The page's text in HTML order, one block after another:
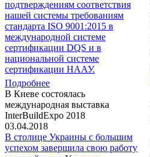
подтверждениям соответствия
нашей системы требованиям
стандарта ISO 9001:2015 в
международной системе
сертификации DQS и в
национальной системе
сертификации НААУ.
Подробнее
В Киеве состоялась
международная выставка
InterBuildExpo 2018
03.04.2018
В столице Украины с большим
успехом завершила свою работу